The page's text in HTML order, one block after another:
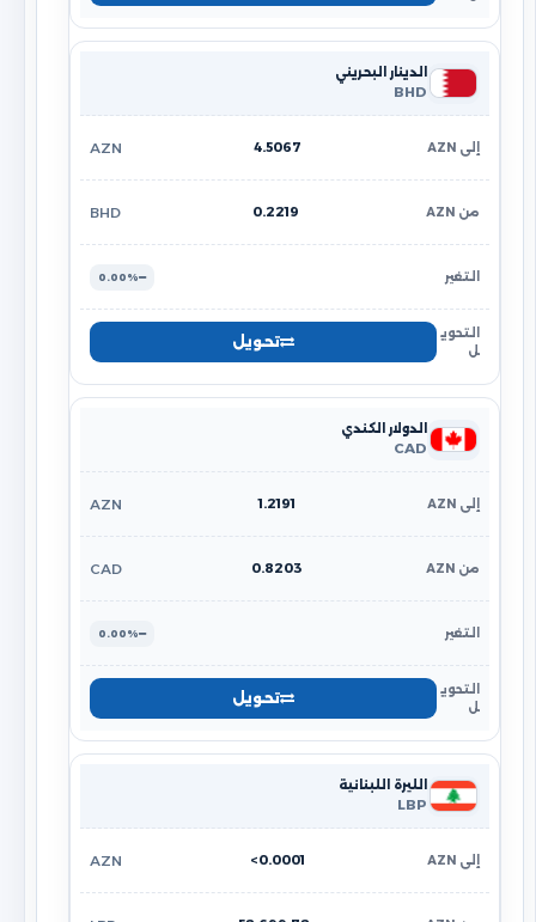
الدينار البحريني
BHD
4.5067
AZN
0.2219
BHD
0.00%
تحويل
الدولار الكندي
CAD
1.2191
AZN
0.8203
CAD
0.00%
تحويل
الليرة اللبنانية
LBP
<0.0001
AZN